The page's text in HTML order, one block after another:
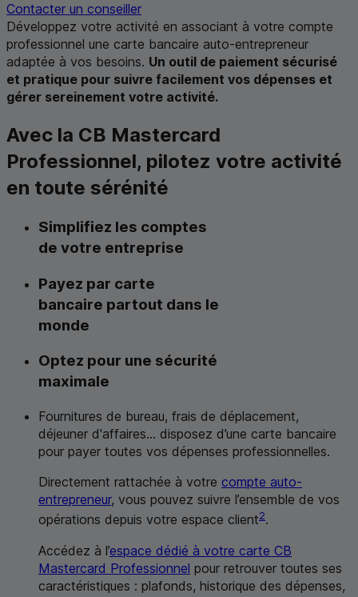
Contacter un conseiller
Développez votre activité en associant à votre compte
professionnel une carte bancaire auto-entrepreneur
adaptée à vos besoins. Un outil de paiement sécurisé
et pratique pour suivre facilement vos dépenses et
gérer sereinement votre activité.
Avec la CB Mastercard
Professionnel, pilotez votre activité
en toute sérénité
Simplifiez les comptes
de votre entreprise
Payez par carte
bancaire partout dans le
monde
Optez pour une sécurité
maximale
Fournitures de bureau, frais de déplacement,
déjeuner d'affaires... disposez d’une carte bancaire
pour payer toutes vos dépenses professionnelles.
Directement rattachée à votre compte auto-
entrepreneur, vous pouvez suivre l’ensemble de vos
opérations depuis votre espace client2.
Accédez à l’espace dédié à votre carte CB
Mastercard Professionnel pour retrouver toutes ses
caractéristiques : plafonds, historique des dépenses,